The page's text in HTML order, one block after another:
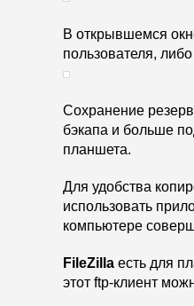
В открывшемся
пользователя,
Сохранение
бэкапа и больше
планшета.
Для удобства
использовать
компьютере
FileZilla есть для
этот ftp-клиент